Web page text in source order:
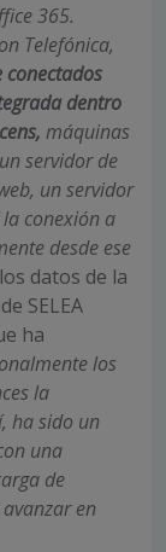
365.
Telefónica,
dentro
máquinas
servidor de
un servidor
conexión a
desde ese
datos de la
SELEA
ha
los
la
ha sido un
una
de
en